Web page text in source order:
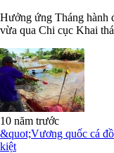
Hưởng ứng Tháng hành
vừa qua Chi cục Khai
10 năm trước
&quot;Vương quốc cá
kiệt